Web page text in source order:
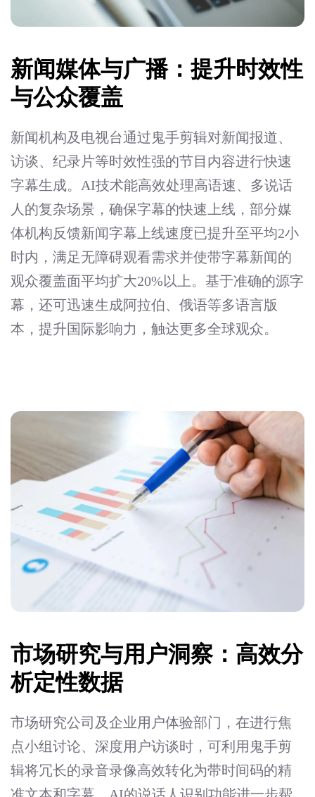
新闻媒体与广播：提升时效性
与公众覆盖
新闻机构及电视台通过鬼手剪辑对新闻报道、
访谈、纪录片等时效性强的节目内容进行快速
字幕生成。AI技术能高效处理高语速、多说话
人的复杂场景，确保字幕的快速上线，部分媒
体机构反馈新闻字幕上线速度已提升至平均2小
时内，满足无障碍观看需求并使带字幕新闻的
观众覆盖面平均扩大20%以上。基于准确的源字
幕，还可迅速生成阿拉伯、俄语等多语言版
本，提升国际影响力，触达更多全球观众。
市场研究与用户洞察：高效分
析定性数据
市场研究公司及企业用户体验部门，在进行焦
点小组讨论、深度用户访谈时，可利用鬼手剪
辑将冗长的录音录像高效转化为带时间码的精